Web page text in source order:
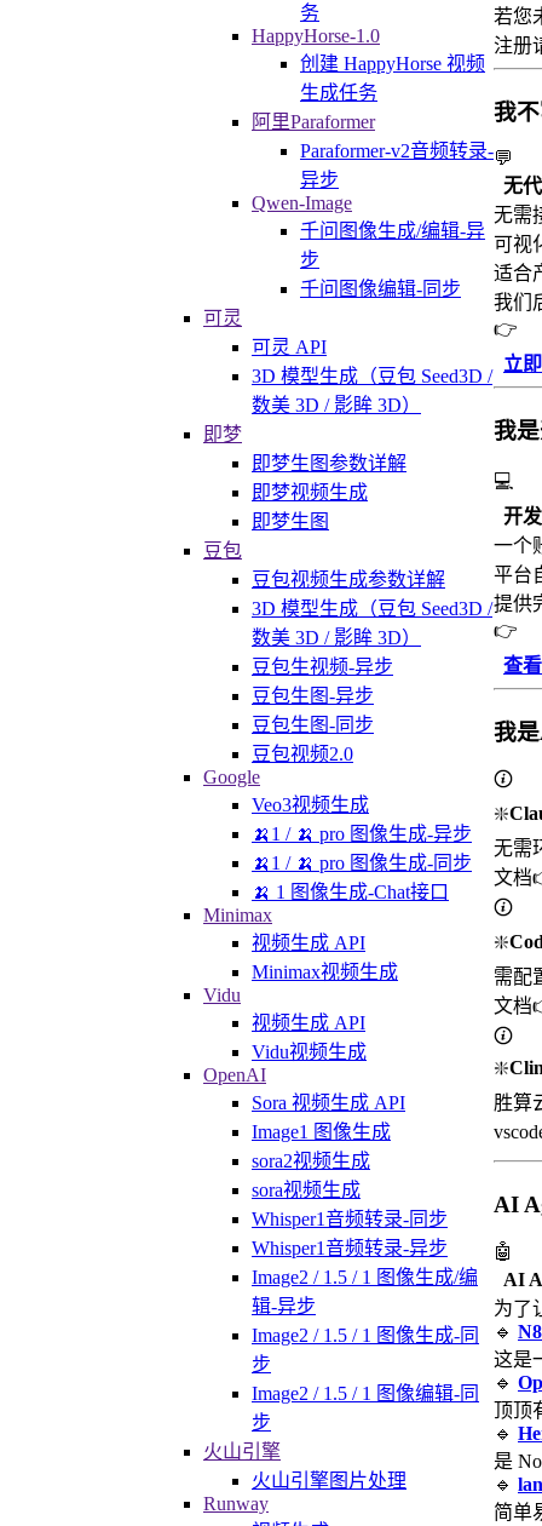
务
HappyHorse-1.0
创建 HappyHorse 视频
生成任务
阿里Paraformer
Paraformer-v2音频转录-
异步
Qwen-Image
千问图像生成/编辑-异
步
千问图像编辑-同步
可灵
可灵 API
3D 模型生成（豆包 Seed3D /
数美 3D / 影眸 3D）
即梦
即梦生图参数详解
即梦视频生成
即梦生图
豆包
豆包视频生成参数详解
3D 模型生成（豆包 Seed3D /
数美 3D / 影眸 3D）
豆包生视频-异步
豆包生图-异步
豆包生图-同步
豆包视频2.0
Google
Veo3视频生成
🍌1 / 🍌 pro 图像生成-异步
🍌1 / 🍌 pro 图像生成-同步
🍌 1 图像生成-Chat接口
Minimax
视频生成 API
Minimax视频生成
Vidu
视频生成 API
Vidu视频生成
OpenAI
Sora 视频生成 API
Image1 图像生成
sora2视频生成
sora视频生成
Whisper1音频转录-同步
Whisper1音频转录-异步
Image2 / 1.5 / 1 图像生成/编
辑-异步
Image2 / 1.5 / 1 图像生成-同
步
Image2 / 1.5 / 1 图像编辑-同
步
火山引擎
火山引擎图片处理
Runway
若您
注册
我
💬
无
无需
可视
适合
我们
👉
立
我
💻
开
一个
平台
提供
👉
查
我
❇️
无需
文档
❇️
需配
文档
❇️
胜算
AI
🤖
AI
为了
🔹
这是
🔹
顶顶
🔹
是
🔹
简单